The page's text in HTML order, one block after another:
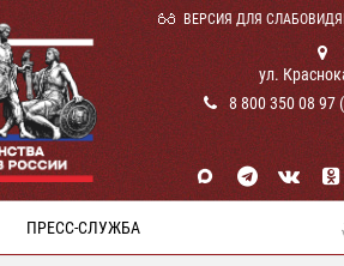
ВЕРСИЯ ДЛЯ
ул.
8 800 350 08 97
ПРЕСС-СЛУЖБА